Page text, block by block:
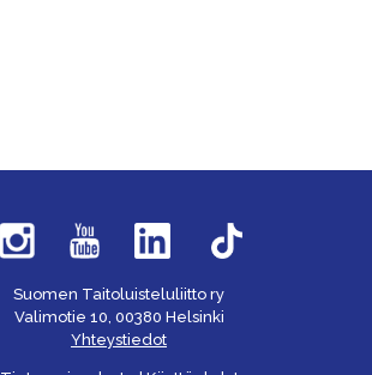
Suomen Taitoluisteluliitto ry
Valimotie 10, 00380 Helsinki
Yhteystiedot